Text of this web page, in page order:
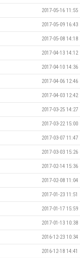
2017-05-16 11:55
2017-05-09 16:43
2017-05-08 14:18
2017-04-13 14:12
2017-04-10 14:36
2017-04-06 12:46
2017-04-03 12:42
2017-03-25 14:27
2017-03-22 15:00
2017-03-07 11:47
2017-03-03 15:26
2017-02-14 15:36
2017-02-08 11:04
2017-01-23 11:51
2017-01-17 15:59
2017-01-13 10:38
2016-12-23 10:34
2016-12-18 14:41